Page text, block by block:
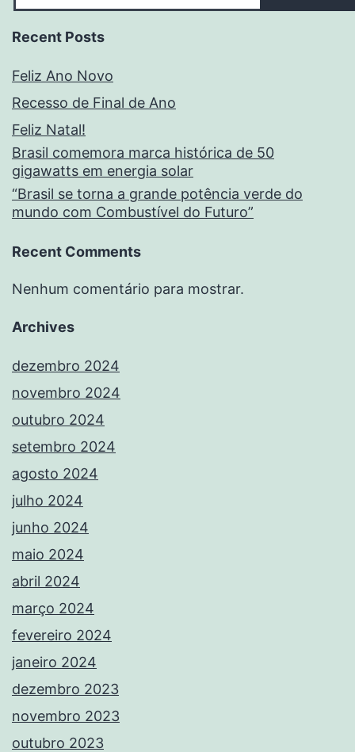
Recent Posts
Feliz Ano Novo
Recesso de Final de Ano
Feliz Natal!
Brasil comemora marca histórica de 50
gigawatts em energia solar
“Brasil se torna a grande potência verde do
mundo com Combustível do Futuro”
Recent Comments
Nenhum comentário para mostrar.
Archives
dezembro 2024
novembro 2024
outubro 2024
setembro 2024
agosto 2024
julho 2024
junho 2024
maio 2024
abril 2024
março 2024
fevereiro 2024
janeiro 2024
dezembro 2023
novembro 2023
outubro 2023